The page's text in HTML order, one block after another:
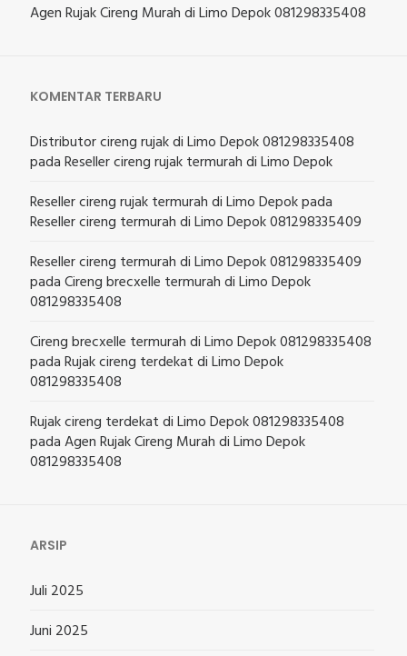
Agen Rujak Cireng Murah di Limo Depok 081298335408
KOMENTAR TERBARU
Distributor cireng rujak di Limo Depok 081298335408
padaReseller cireng rujak termurah di Limo Depok
Reseller cireng rujak termurah di Limo Depokpada
Reseller cireng termurah di Limo Depok 081298335409
Reseller cireng termurah di Limo Depok 081298335409
padaCireng brecxelle termurah di Limo Depok
081298335408
Cireng brecxelle termurah di Limo Depok 081298335408
padaRujak cireng terdekat di Limo Depok
081298335408
Rujak cireng terdekat di Limo Depok 081298335408
padaAgen Rujak Cireng Murah di Limo Depok
081298335408
ARSIP
Juli 2025
Juni 2025